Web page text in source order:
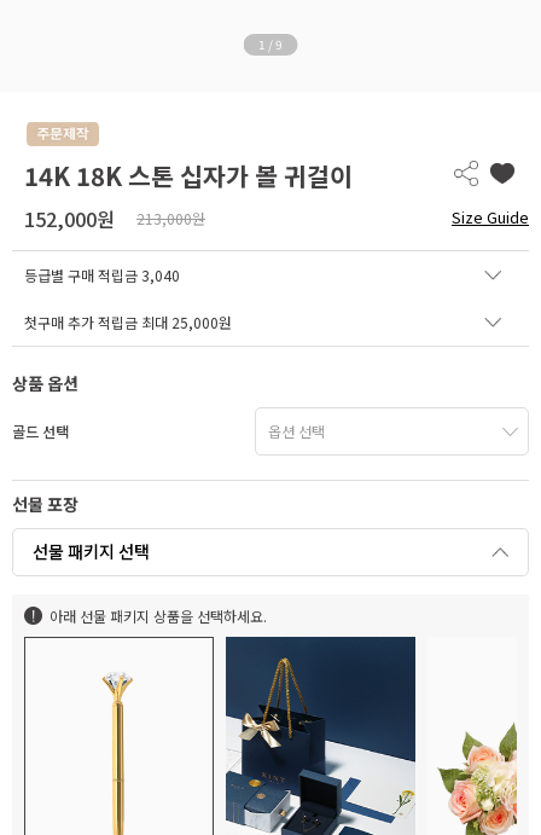
1 /9
14K 18K 스톤 십자가 볼 귀걸이
152,000원 213,000원 Size Guide
등급별 구매 적립금3,040
첫구매 추가 적립금 최대 25,000원
상품 옵션
골드 선택
선물 포장
선물 패키지 선택
아래 선물 패키지 상품을 선택하세요.